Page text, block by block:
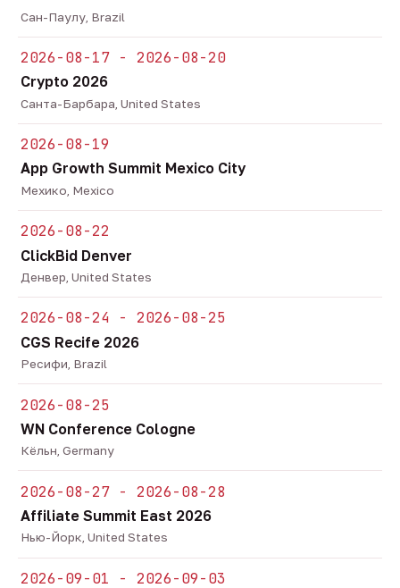
Сан-Паулу, Brazil
2026-08-17 - 2026-08-20
Crypto 2026
Санта-Барбара, United States
2026-08-19
App Growth Summit Mexico City
Мехико, Mexico
2026-08-22
ClickBid Denver
Денвер, United States
2026-08-24 - 2026-08-25
CGS Recife 2026
Ресифи, Brazil
2026-08-25
WN Conference Cologne
Кёльн, Germany
2026-08-27 - 2026-08-28
Affiliate Summit East 2026
Нью-Йорк, United States
2026-09-01 - 2026-09-03